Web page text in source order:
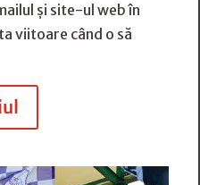
și site-ul web în
viitoare când o să